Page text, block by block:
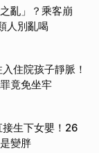
亂」？乘客崩
人別亂喝
住院孩子靜脈！
竟免坐牢
生下女嬰！26
變胖